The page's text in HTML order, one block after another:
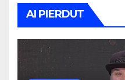
AI PIERDUT